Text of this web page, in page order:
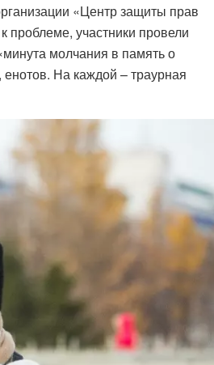
«Центр защиты прав
участники провели
молчания в память о
На каждой – траурная